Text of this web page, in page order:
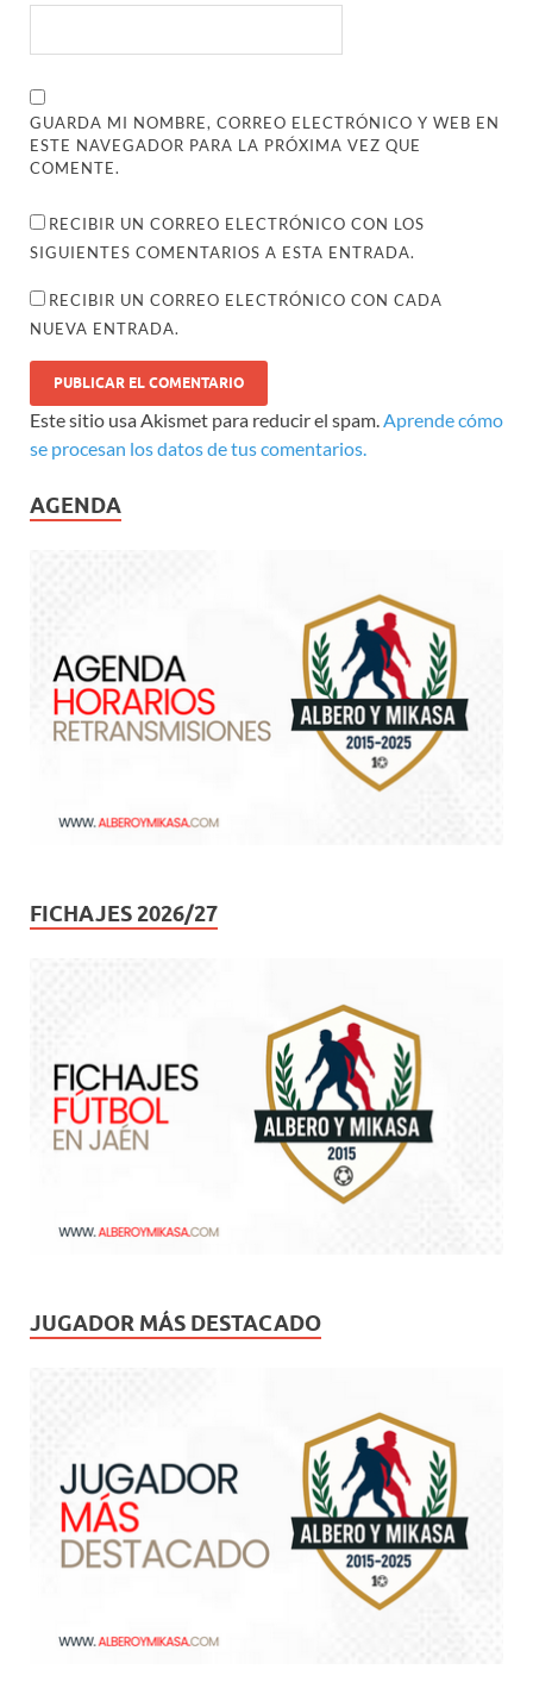
GUARDA MI NOMBRE, CORREO ELECTRÓNICO Y WEB EN
ESTE NAVEGADOR PARA LA PRÓXIMA VEZ QUE
COMENTE.
RECIBIR UN CORREO ELECTRÓNICO CON LOS
SIGUIENTES COMENTARIOS A ESTA ENTRADA.
RECIBIR UN CORREO ELECTRÓNICO CON CADA
NUEVA ENTRADA.
Este sitio usa Akismet para reducir el spam. Aprende cómo
se procesan los datos de tus comentarios.
AGENDA
FICHAJES 2026/27
JUGADOR MÁS DESTACADO